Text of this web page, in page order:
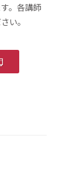
。各講師
い。